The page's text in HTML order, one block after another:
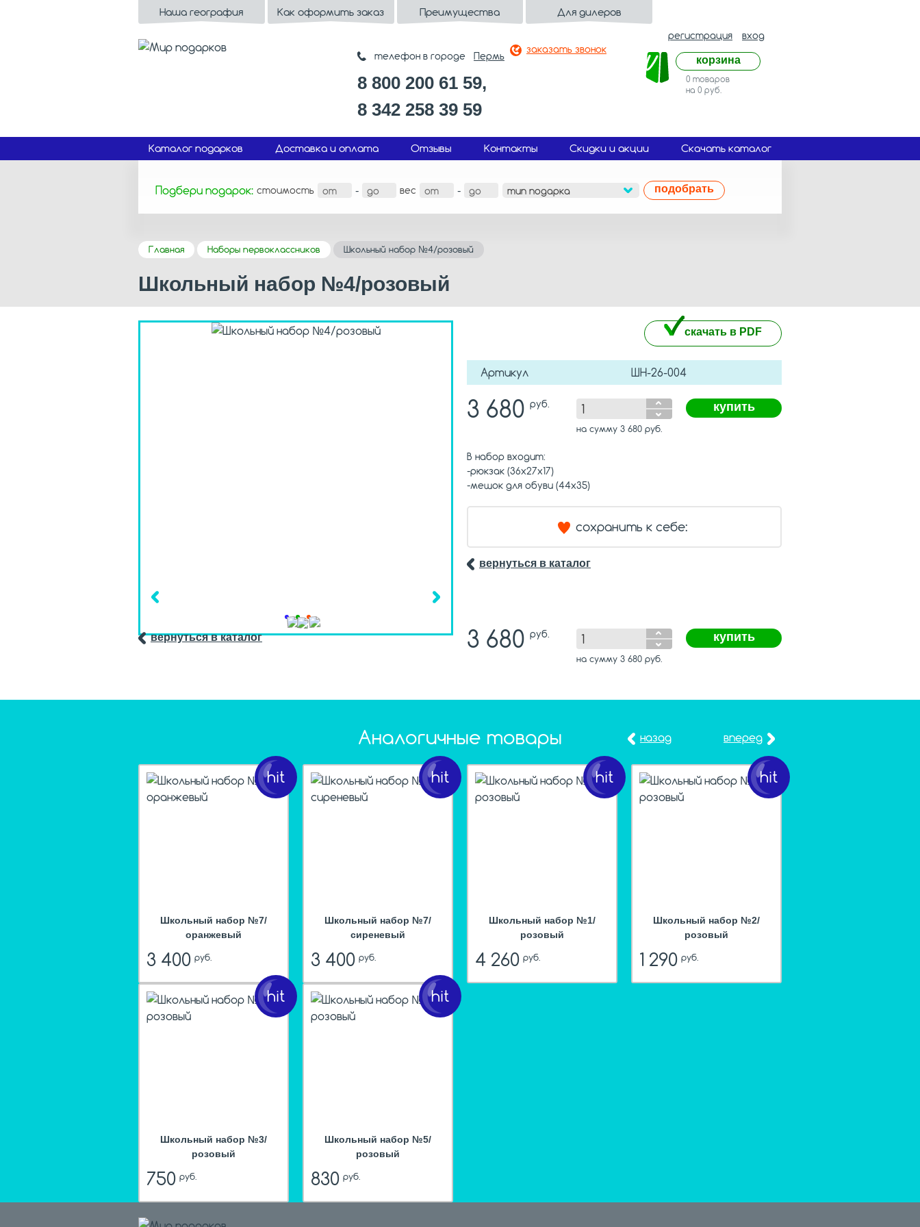
Наша география Как оформить заказ Преимущества Для дилеров
телефон в городе Пермь
заказать звонок
8 800 200 61 59,
8 342 258 39 59
регистрация вход
корзина
0 товаров
на 0 руб.
Каталог подарков Доставка и оплата Отзывы Контакты Скидки и акции Скачать каталог
Подбери подарок: стоимость - вес - подобрать
Главная Наборы первоклассников Школьный набор №4/розовый
Школьный набор №4/розовый
скачать в PDF
Артикул ШН-26-004
3 680 руб.
на сумму 3 680руб.
купить
В набор входит:
-рюкзак (36х27х17)
-мешок для обуви (44х35)
сохранить к себе:
вернуться в каталог
вернуться в каталог 3 680 руб.
на сумму 3 680руб.
купить
Аналогичные товары назад вперед
Школьный набор №7/
оранжевый
3 400руб.
hit
Школьный набор №7/
сиреневый
3 400руб.
hit
Школьный набор №1/
розовый
4 260руб.
hit
Школьный набор №2/
розовый
1 290руб.
hit
Школьный набор №3/
розовый
750руб.
hit
Школьный набор №5/
розовый
830руб.
hit